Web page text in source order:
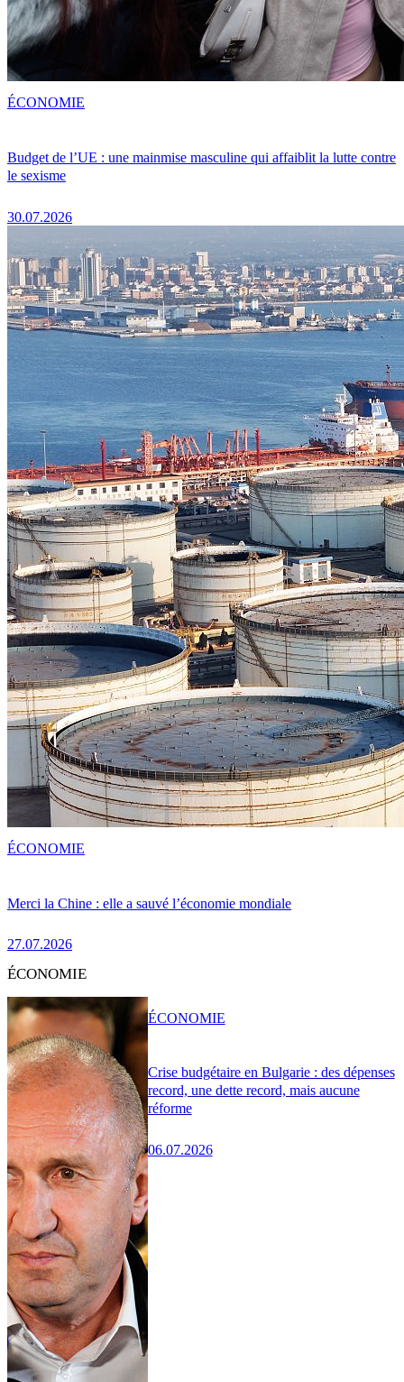
Budget de l’UE : une mainmise masculine qui affaiblit la lutte contre
le sexisme
30.07.2026
ÉCONOMIE
Merci la Chine : elle a sauvé l’économie mondiale
27.07.2026
ÉCONOMIE
ÉCONOMIE
Crise budgétaire en Bulgarie : des dépenses
record, une dette record, mais aucune
réforme
06.07.2026
ÉCONOMIE